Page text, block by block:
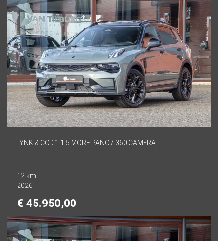
LYNK & CO 01 1.5 MORE PANO / 360 CAMERA
12 km
2026
€ 45.950,00